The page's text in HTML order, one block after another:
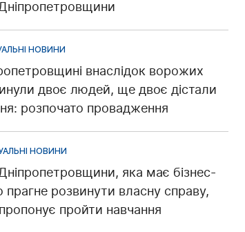
НОВИНИ
внаслідок ворожих
двоє людей, ще двоє дістали
розпочато провадження
НОВИНИ
яка має бізнес-
прагне розвинути власну справу,
пройти навчання